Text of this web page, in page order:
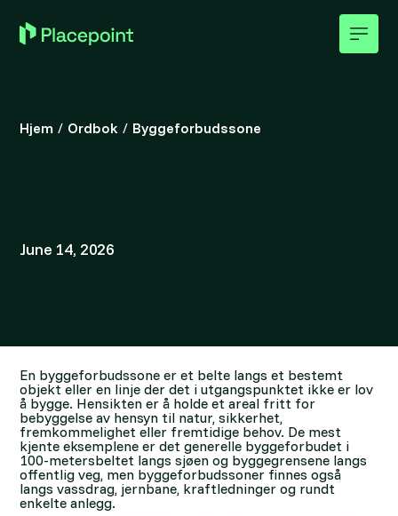
Hjem / Ordbok / Byggeforbudssone
June 14, 2026
En byggeforbudssone er et belte langs et bestemt
objekt eller en linje der det i utgangspunktet ikke er lov
å bygge. Hensikten er å holde et areal fritt for
bebyggelse av hensyn til natur, sikkerhet,
fremkommelighet eller fremtidige behov. De mest
kjente eksemplene er det generelle byggeforbudet i
100-metersbeltet langs sjøen og byggegrensene langs
offentlig veg, men byggeforbudssoner finnes også
langs vassdrag, jernbane, kraftledninger og rundt
enkelte anlegg.